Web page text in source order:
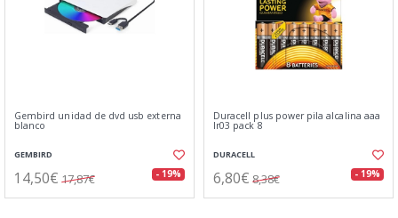
Gembird unidad de dvd usb externa
blanco
GEMBIRD
14,50€ 17,87€ - 19%
Duracell plus power pila alcalina aaa
lr03 pack 8
DURACELL
6,80€ 8,38€ - 19%